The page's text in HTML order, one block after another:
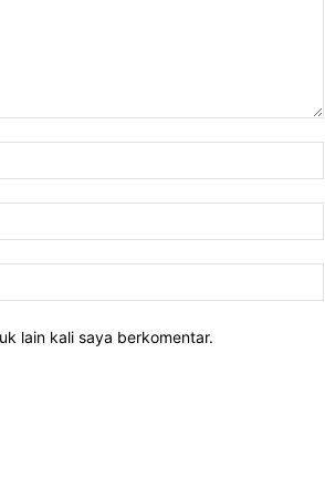
lain kali saya berkomentar.